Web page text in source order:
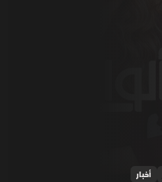
أخبار